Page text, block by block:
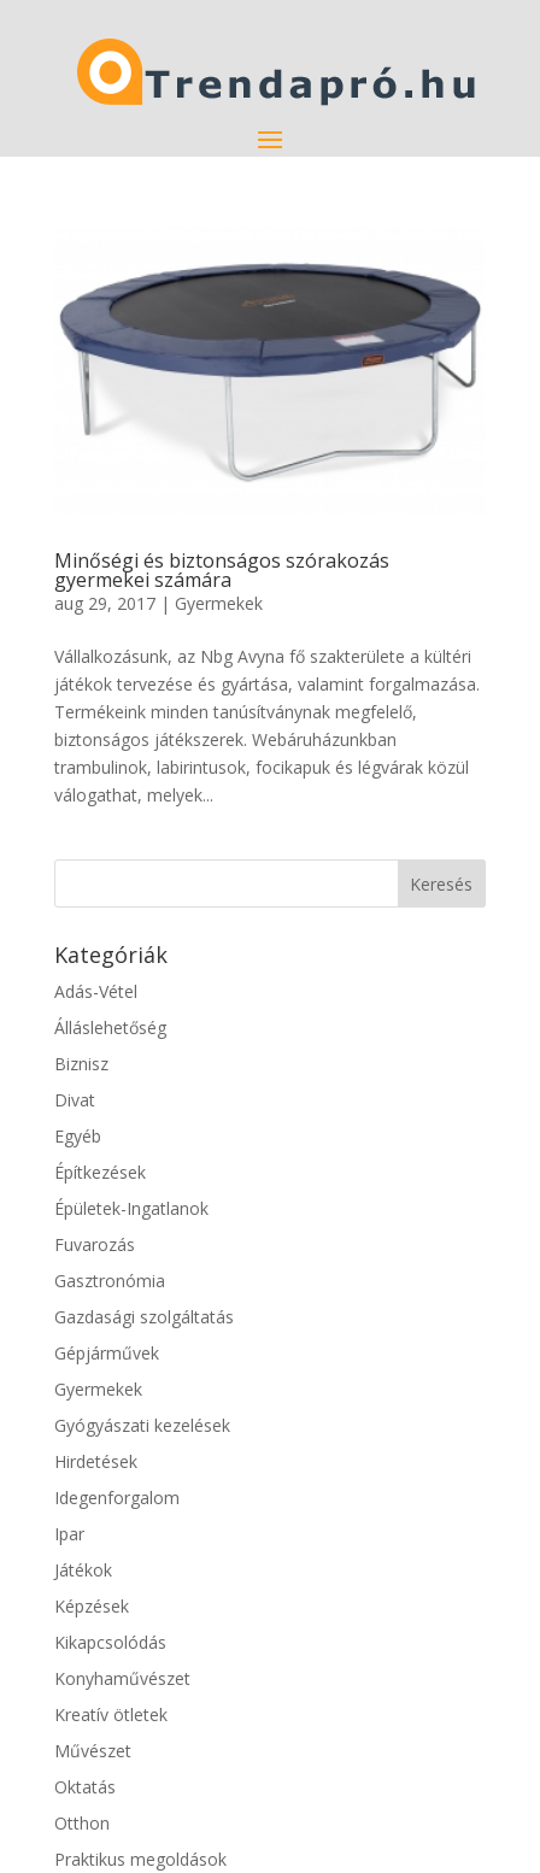
Minőségi és biztonságos szórakozás
gyermekei számára
aug 29, 2017| Gyermekek
Vállalkozásunk, az Nbg Avyna fő szakterülete a kültéri
játékok tervezése és gyártása, valamint forgalmazása.
Termékeink minden tanúsítványnak megfelelő,
biztonságos játékszerek. Webáruházunkban
trambulinok, labirintusok, focikapuk és légvárak közül
válogathat, melyek...
Kategóriák
Adás-Vétel
Álláslehetőség
Biznisz
Divat
Egyéb
Építkezések
Épületek-Ingatlanok
Fuvarozás
Gasztronómia
Gazdasági szolgáltatás
Gépjárművek
Gyermekek
Gyógyászati kezelések
Hirdetések
Idegenforgalom
Ipar
Játékok
Képzések
Kikapcsolódás
Konyhaművészet
Kreatív ötletek
Művészet
Oktatás
Otthon
Praktikus megoldások